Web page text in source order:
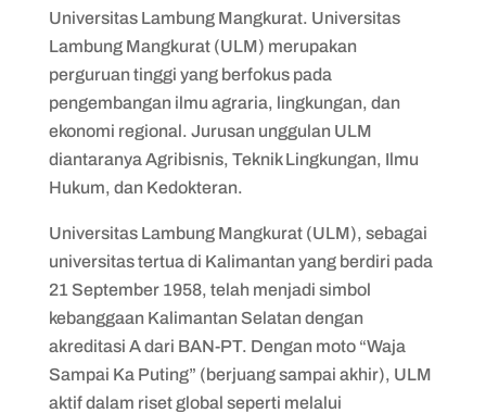
Universitas Lambung Mangkurat. Universitas
Lambung Mangkurat (ULM) merupakan
perguruan tinggi yang berfokus pada
pengembangan ilmu agraria, lingkungan, dan
ekonomi regional. Jurusan unggulan ULM
diantaranya Agribisnis, Teknik Lingkungan, Ilmu
Hukum, dan Kedokteran.
Universitas Lambung Mangkurat (ULM), sebagai
universitas tertua di Kalimantan yang berdiri pada
21 September 1958, telah menjadi simbol
kebanggaan Kalimantan Selatan dengan
akreditasi A dari BAN-PT. Dengan moto “Waja
Sampai Ka Puting” (berjuang sampai akhir), ULM
aktif dalam riset global seperti melalui